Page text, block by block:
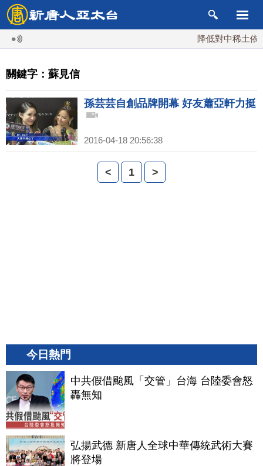
降低對中稀土依
關鍵字：蘇見信
孫芸芸自創品牌開幕 好友蕭亞軒力挺
2016-04-18 20:56:38
< 1 >
今日熱門
中共假借颱風「交管」台海 台陸委會怒
轟無知
弘揚武德 新唐人全球中華傳統武術大賽
將登場